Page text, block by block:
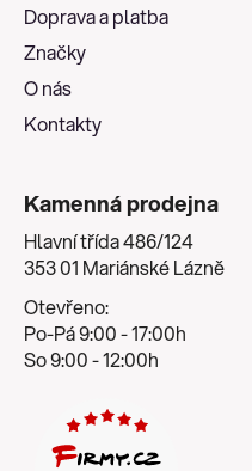
Doprava a platba
Značky
O nás
Kontakty
Kamenná prodejna
Hlavní třída 486/124
353 01 Mariánské Lázně
Otevřeno:
Po-Pá 9:00 - 17:00h
So 9:00 - 12:00h